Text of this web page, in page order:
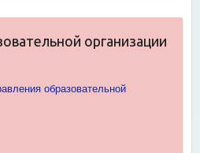
организации
образовательной